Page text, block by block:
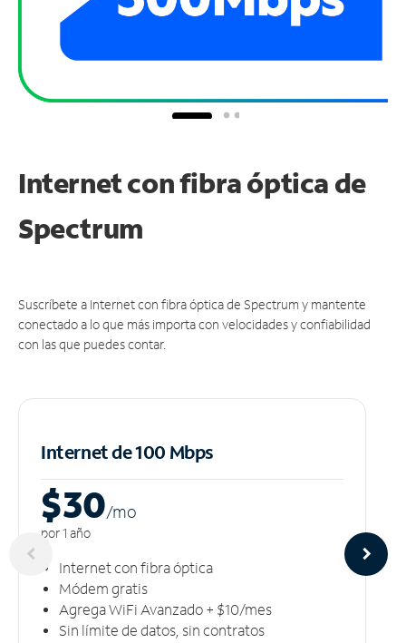
Internet con fibra óptica de
Spectrum
Suscríbete a Internet con fibra óptica de Spectrum y mantente
conectado a lo que más importa con velocidades y confiabilidad
con las que puedes contar.
Internet de 100 Mbps
$30/mo
por 1 año
Internet con fibra óptica
Módem gratis
Agrega WiFi Avanzado + $10/mes
Sin límite de datos, sin contratos